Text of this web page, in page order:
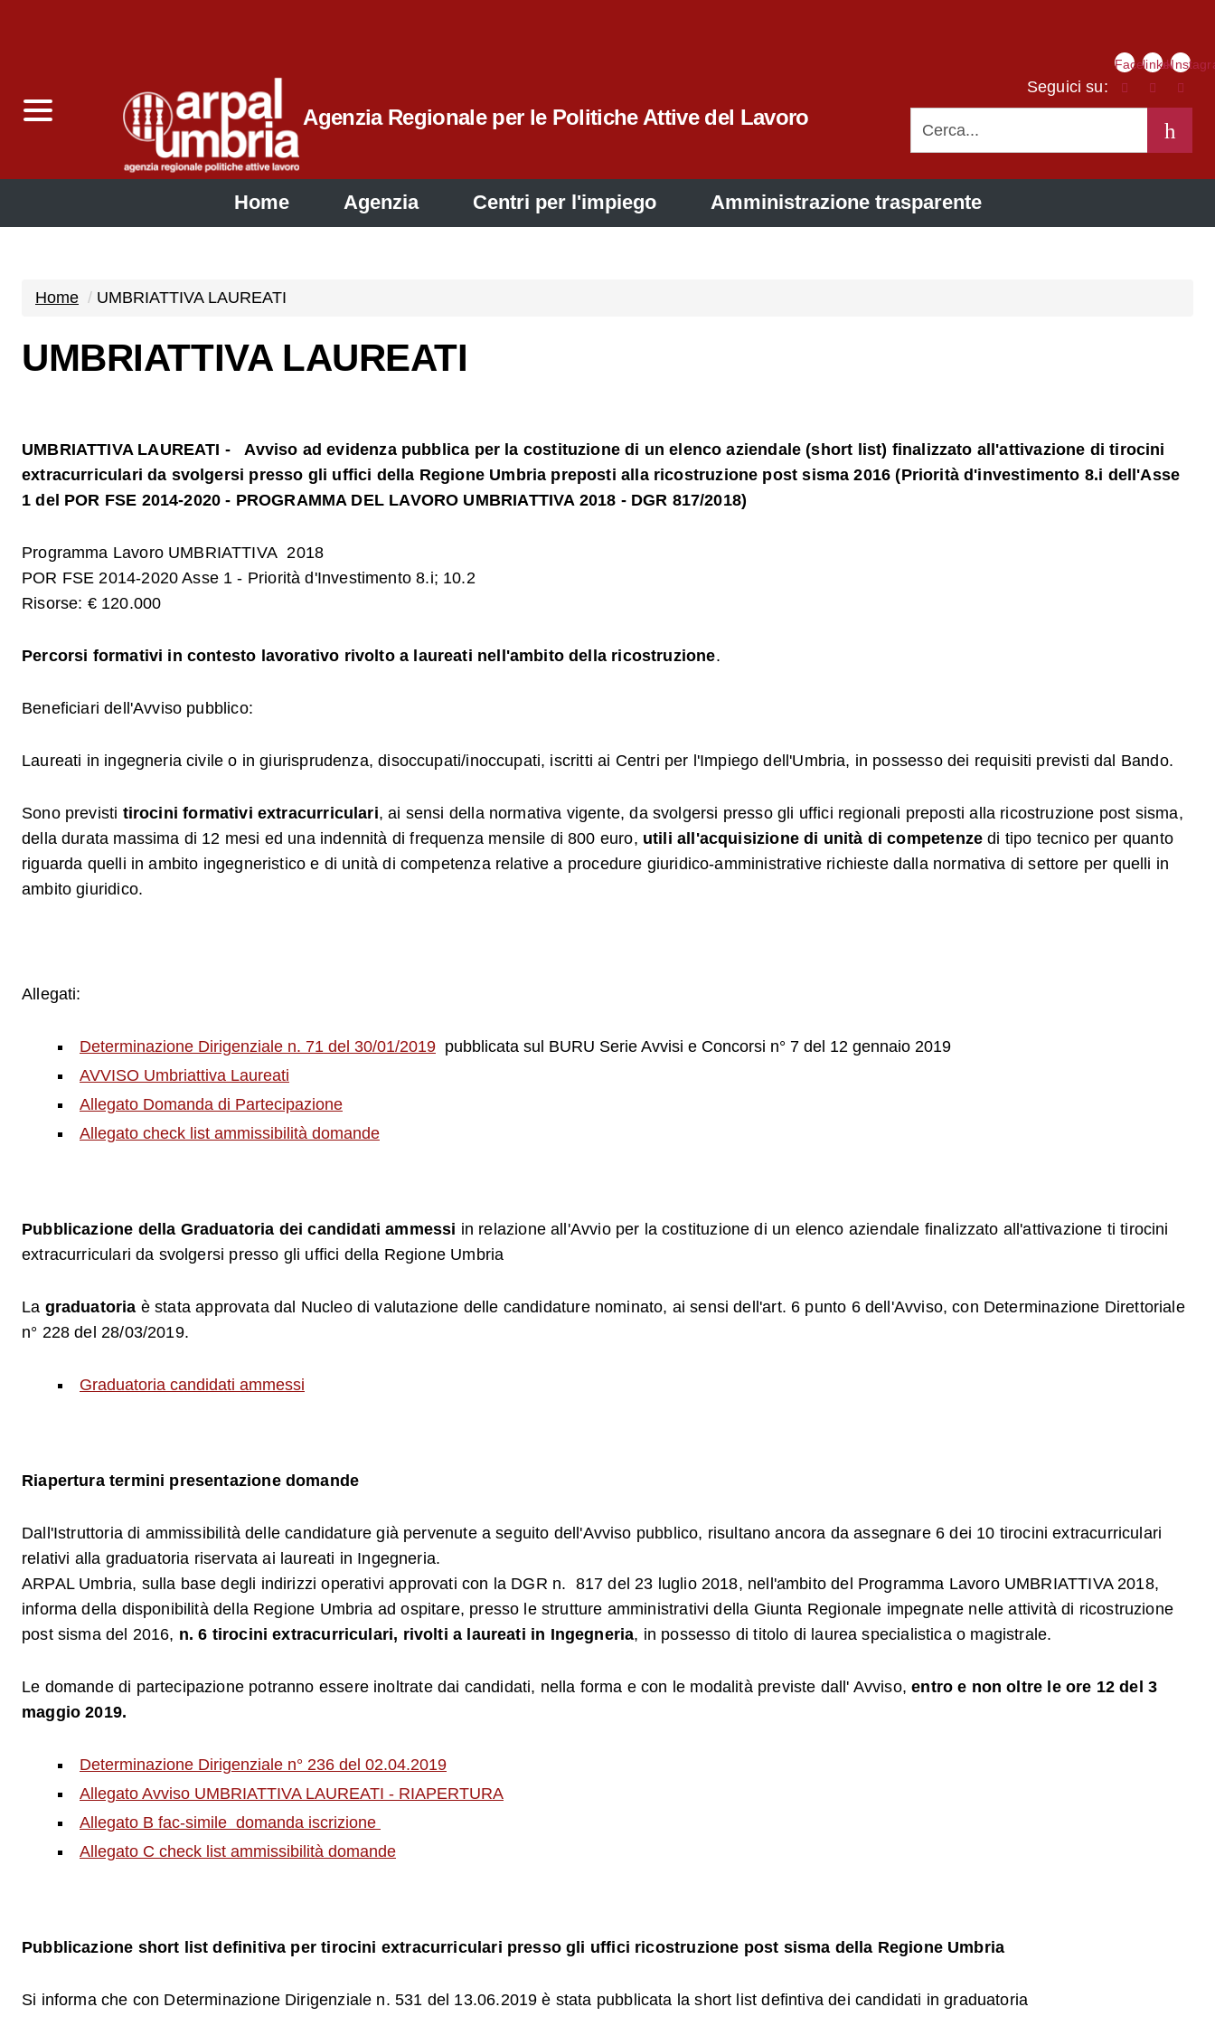
Agenzia Regionale per le Politiche Attive del Lavoro
Seguici su:
Facebook
linkedIn
Home Agenzia Centri per l'impiego Amministrazione trasparente
Home UMBRIATTIVA LAUREATI
UMBRIATTIVA LAUREATI
UMBRIATTIVA LAUREATI - Avviso ad evidenza pubblica per la costituzione di un elenco aziendale (short list) finalizzato all'attivazione di tirocini
extracurriculari da svolgersi presso gli uffici della Regione Umbria preposti alla ricostruzione post sisma 2016 (Priorità d'investimento 8.i dell'Asse
1 del POR FSE 2014-2020 - PROGRAMMA DEL LAVORO UMBRIATTIVA 2018 - DGR 817/2018)
Programma Lavoro UMBRIATTIVA 2018
POR FSE 2014-2020 Asse 1 - Priorità d'Investimento 8.i; 10.2
Risorse: € 120.000
Percorsi formativi in contesto lavorativo rivolto a laureati nell'ambito della ricostruzione.
Beneficiari dell'Avviso pubblico:
Laureati in ingegneria civile o in giurisprudenza, disoccupati/inoccupati, iscritti ai Centri per l'Impiego dell'Umbria, in possesso dei requisiti previsti dal Bando.
Sono previsti tirocini formativi extracurriculari, ai sensi della normativa vigente, da svolgersi presso gli uffici regionali preposti alla ricostruzione post sisma,
della durata massima di 12 mesi ed una indennità di frequenza mensile di 800 euro, utili all'acquisizione di unità di competenze di tipo tecnico per quanto
riguarda quelli in ambito ingegneristico e di unità di competenza relative a procedure giuridico-amministrative richieste dalla normativa di settore per quelli in
ambito giuridico.
Allegati:
Determinazione Dirigenziale n. 71 del 30/01/2019 pubblicata sul BURU Serie Avvisi e Concorsi n° 7 del 12 gennaio 2019
AVVISO Umbriattiva Laureati
Allegato Domanda di Partecipazione
Allegato check list ammissibilità domande
Pubblicazione della Graduatoria dei candidati ammessi in relazione all'Avvio per la costituzione di un elenco aziendale finalizzato all'attivazione ti tirocini
extracurriculari da svolgersi presso gli uffici della Regione Umbria
La graduatoria è stata approvata dal Nucleo di valutazione delle candidature nominato, ai sensi dell'art. 6 punto 6 dell'Avviso, con Determinazione Direttoriale
n° 228 del 28/03/2019.
Graduatoria candidati ammessi
Riapertura termini presentazione domande
Dall'Istruttoria di ammissibilità delle candidature già pervenute a seguito dell'Avviso pubblico, risultano ancora da assegnare 6 dei 10 tirocini extracurriculari
relativi alla graduatoria riservata ai laureati in Ingegneria.
ARPAL Umbria, sulla base degli indirizzi operativi approvati con la DGR n. 817 del 23 luglio 2018, nell'ambito del Programma Lavoro UMBRIATTIVA 2018,
informa della disponibilità della Regione Umbria ad ospitare, presso le strutture amministrativi della Giunta Regionale impegnate nelle attività di ricostruzione
post sisma del 2016, n. 6 tirocini extracurriculari, rivolti a laureati in Ingegneria, in possesso di titolo di laurea specialistica o magistrale.
Le domande di partecipazione potranno essere inoltrate dai candidati, nella forma e con le modalità previste dall' Avviso,entro e non oltre le ore 12 del 3
maggio 2019.
Determinazione Dirigenziale n° 236 del 02.04.2019
Allegato Avviso UMBRIATTIVA LAUREATI - RIAPERTURA
Allegato B fac-simile domanda iscrizione
Allegato C check list ammissibilità domande
Pubblicazione short list definitiva per tirocini extracurriculari presso gli uffici ricostruzione post sisma della Regione Umbria
Si informa che con Determinazione Dirigenziale n. 531 del 13.06.2019 è stata pubblicata la short list defintiva dei candidati in graduatoria